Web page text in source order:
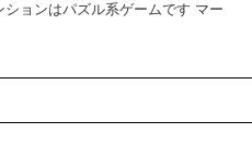
ョンはパズル系ゲームです マー